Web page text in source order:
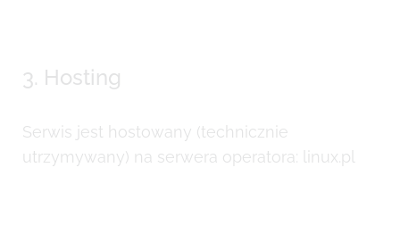
3. Hosting
Serwis jest hostowany (technicznie
utrzymywany) na serwera operatora: linux.pl